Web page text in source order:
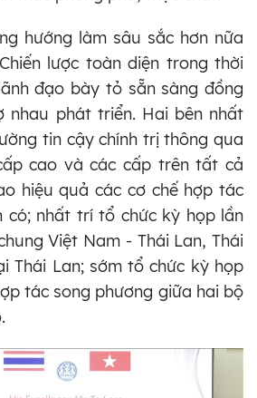
hướng làm sâu sắc hơn nữa
lược toàn diện trong thời
đạo bày tỏ sẵn sàng đồng
nhau phát triển. Hai bên nhất
tin cậy chính trị thông qua
cao và các cấp trên tất cả
hiệu quả các cơ chế hợp tác
có; nhất trí tổ chức kỳ họp lần
Việt Nam - Thái Lan, Thái
Thái Lan; sớm tổ chức kỳ họp
tác song phương giữa hai bộ